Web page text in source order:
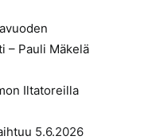
– Pauli Mäkelä
Iltatoreilla
5.6.2026